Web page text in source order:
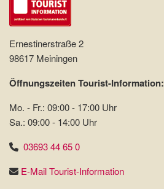
Ernestinerstraße 2
98617 Meiningen
Öffnungszeiten Tourist-Information:
Mo. - Fr.: 09:00 - 17:00 Uhr
Sa.: 09:00 - 14:00 Uhr
03693 44 65 0
E-Mail Tourist-Information